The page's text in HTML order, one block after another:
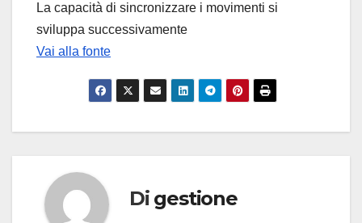
La capacità di sincronizzare i movimenti si
sviluppa successivamente
Vai alla fonte
Di gestione